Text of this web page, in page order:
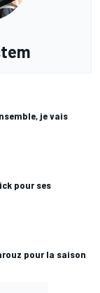
je vais
pour ses
pour la saison